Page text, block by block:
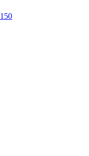
150